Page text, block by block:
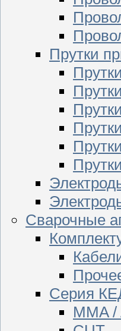
Прутки
Сварочные
Серия
MMA /